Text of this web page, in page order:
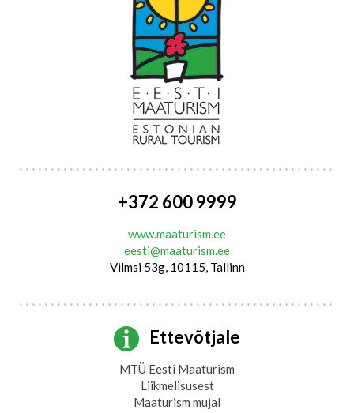
+372 600 9999
www.maaturism.ee
eesti@maaturism.ee
Vilmsi 53g, 10115, Tallinn
Ettevõtjale
MTÜ Eesti Maaturism
Liikmelisusest
Maaturism mujal